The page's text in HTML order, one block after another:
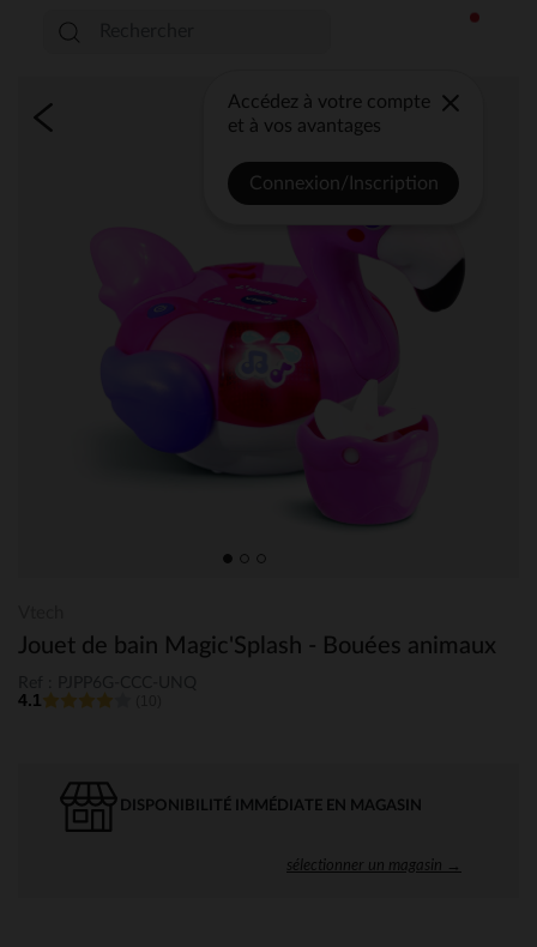
Accédez à votre compte
et à vos avantages
Connexion/Inscription
Jouet de bain Magic'Splash - Bouées animaux
4.1
DISPONIBILITÉ IMMÉDIATE EN MAGASIN
sélectionner un magasin →